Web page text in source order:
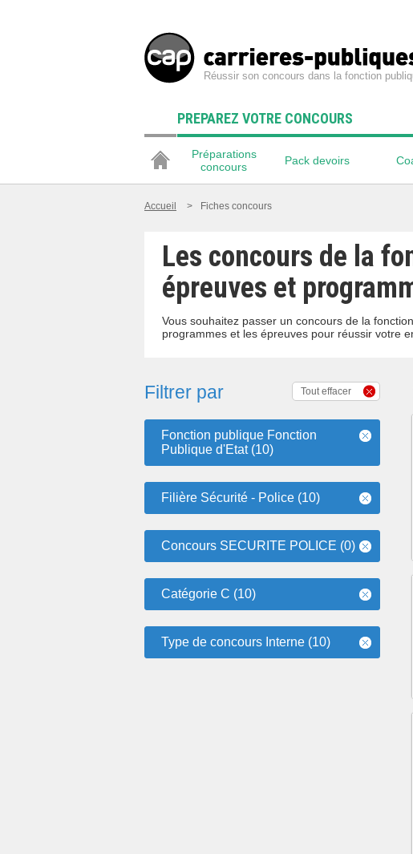
Réussir son concours dans la fonction
PREPAREZ VOTRE CONCOURS
Préparations
concours
Pack devoirs
Accueil > Fiches concours
Les concours de la
épreuves et
Vous souhaitez passer un concours de la
programmes et les épreuves pour réussir votre
Filtrer par Tout effacer
Fonction publique Fonction
Publique d'Etat (10)
Filière Sécurité - Police (10)
Concours SECURITE POLICE (0)
Catégorie C (10)
Type de concours Interne (10)